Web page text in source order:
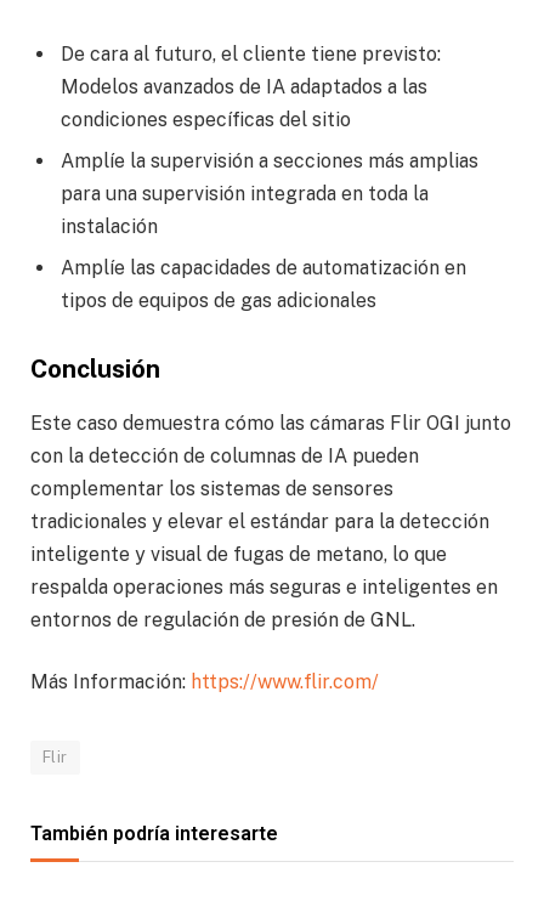
De cara al futuro, el cliente tiene previsto:
Modelos avanzados de IA adaptados a las
condiciones específicas del sitio
Amplíe la supervisión a secciones más amplias
para una supervisión integrada en toda la
instalación
Amplíe las capacidades de automatización en
tipos de equipos de gas adicionales
Conclusión
Este caso demuestra cómo las cámaras Flir OGI junto
con la detección de columnas de IA pueden
complementar los sistemas de sensores
tradicionales y elevar el estándar para la detección
inteligente y visual de fugas de metano, lo que
respalda operaciones más seguras e inteligentes en
entornos de regulación de presión de GNL.
Más Información: https://www.flir.com/
Flir
También podría interesarte